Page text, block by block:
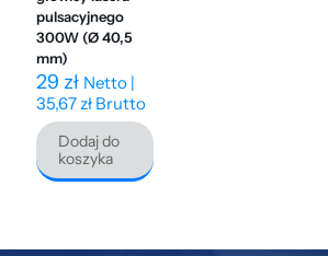
pulsacyjnego
300W (Ø 40,5
mm)
29 zł Netto |
35,67zł Brutto
Dodaj do
koszyka